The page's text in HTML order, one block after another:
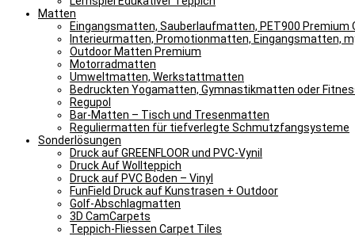
Matten
Eingangsmatten, Sauberlaufmatten, PET900 Premium
Interieurmatten, Promotionmatten, Eingangsmatten,
Outdoor Matten Premium
Motorradmatten
Umweltmatten, Werkstattmatten
Bedruckten Yogamatten, Gymnastikmatten oder
Regupol
Bar-Matten – Tisch und Tresenmatten
Reguliermatten für tiefverlegte Schmutzfangsysteme
Sonderlösungen
Druck auf GREENFLOOR und PVC-Vynil
Druck Auf Wollteppich
Druck auf PVC Boden – Vinyl
FunField Druck auf Kunstrasen + Outdoor
Golf-Abschlagmatten
3D CamCarpets
Teppich-Fliessen Carpet Tiles